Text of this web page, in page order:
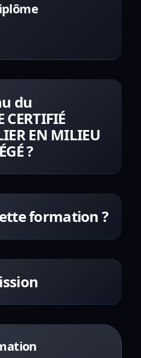
du
EN MILIEU
?
formation ?